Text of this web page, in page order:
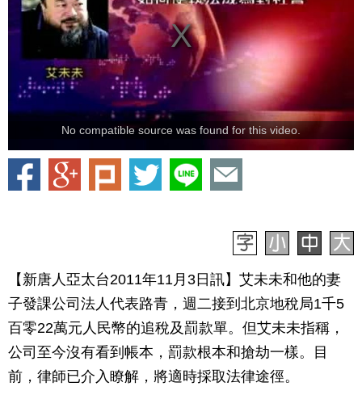
No compatible source was found for this video.
【新唐人亞太台2011年11月3日訊】艾未未和他的妻
子發課公司法人代表路青，週二接到北京地稅局1千5
百零22萬元人民幣的追稅及罰款單。但艾未未指稱，
公司至今沒有看到帳本，罰款根本和搶劫一樣。目
前，律師已介入瞭解，將適時採取法律途徑。